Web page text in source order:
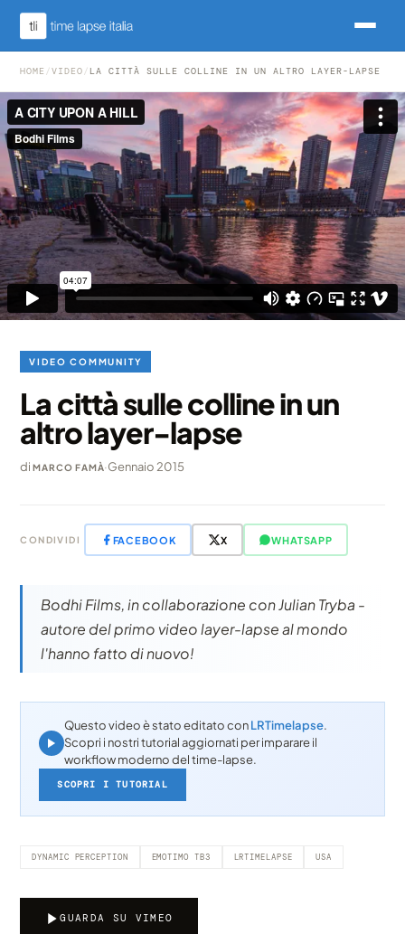
HOME /VIDEO / LA CITTÀ SULLE COLLINE IN UN ALTRO LAYER-LAPSE
VIDEO COMMUNITY
La città sulle colline in un
altro layer-lapse
diMARCO FAMÀ·Gennaio 2015
CONDIVIDI FACEBOOK X WHATSAPP
Bodhi Films, in collaborazione con Julian Tryba -
autore del primo video layer-lapse al mondo
l'hanno fatto di nuovo!
Questo video è stato editato conLRTimelapse.
Scopri i nostri tutorial aggiornati per imparare il
workflow moderno del time-lapse.
SCOPRI I TUTORIAL
DYNAMIC PERCEPTION EMOTIMO TB3 LRTIMELAPSE USA
GUARDA SU VIMEO